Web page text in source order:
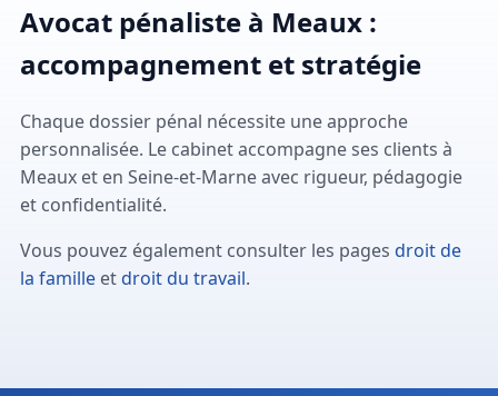
Avocat pénaliste à Meaux :
accompagnement et stratégie
Chaque dossier pénal nécessite une approche
personnalisée. Le cabinet accompagne ses clients à
Meaux et en Seine-et-Marne avec rigueur, pédagogie
et confidentialité.
Vous pouvez également consulter les pages droit de
la famille etdroit du travail.